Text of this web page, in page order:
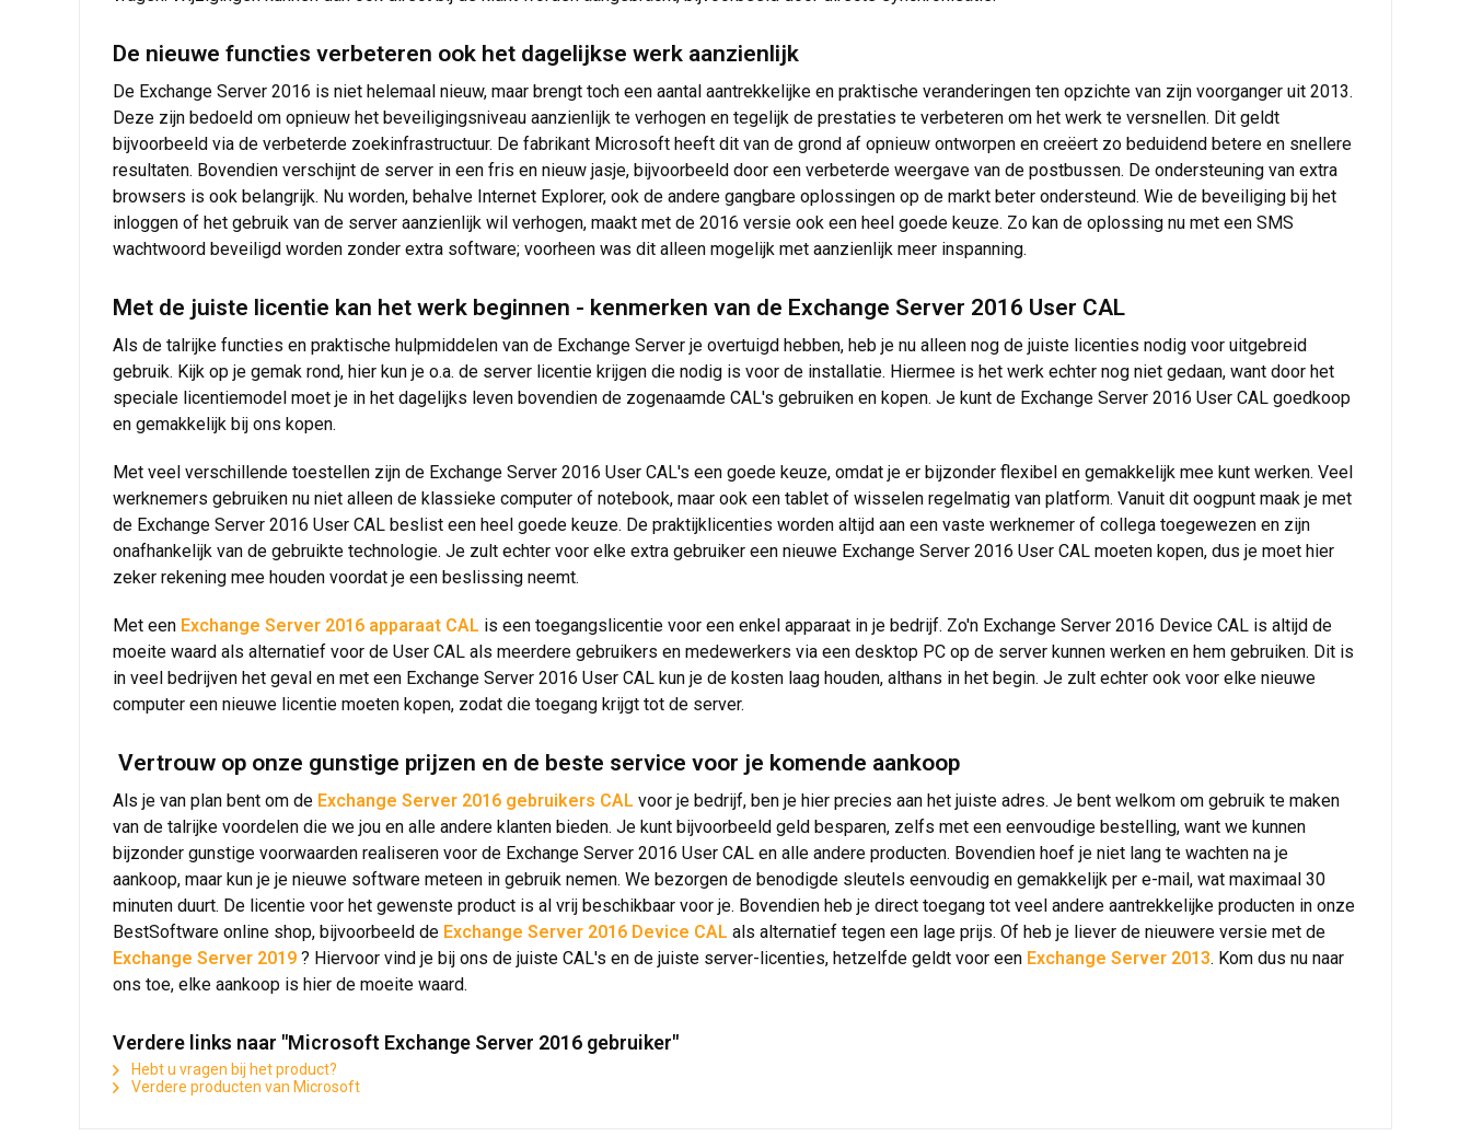
De nieuwe functies verbeteren ook het dagelijkse werk aanzienlijk
De Exchange Server 2016 is niet helemaal nieuw, maar brengt toch een aantal aantrekkelijke en praktische veranderingen ten opzichte van zijn voorganger uit 2013.
Deze zijn bedoeld om opnieuw het beveiligingsniveau aanzienlijk te verhogen en tegelijk de prestaties te verbeteren om het werk te versnellen. Dit geldt
bijvoorbeeld via de verbeterde zoekinfrastructuur. De fabrikant Microsoft heeft dit van de grond af opnieuw ontworpen en creëert zo beduidend betere en snellere
resultaten. Bovendien verschijnt de server in een fris en nieuw jasje, bijvoorbeeld door een verbeterde weergave van de postbussen. De ondersteuning van extra
browsers is ook belangrijk. Nu worden, behalve Internet Explorer, ook de andere gangbare oplossingen op de markt beter ondersteund. Wie de beveiliging bij het
inloggen of het gebruik van de server aanzienlijk wil verhogen, maakt met de 2016 versie ook een heel goede keuze. Zo kan de oplossing nu met een SMS
wachtwoord beveiligd worden zonder extra software; voorheen was dit alleen mogelijk met aanzienlijk meer inspanning.
Met de juiste licentie kan het werk beginnen - kenmerken van de Exchange Server 2016 User CAL
Als de talrijke functies en praktische hulpmiddelen van de Exchange Server je overtuigd hebben, heb je nu alleen nog de juiste licenties nodig voor uitgebreid
gebruik. Kijk op je gemak rond, hier kun je o.a. de server licentie krijgen die nodig is voor de installatie. Hiermee is het werk echter nog niet gedaan, want door het
speciale licentiemodel moet je in het dagelijks leven bovendien de zogenaamde CAL's gebruiken en kopen. Je kunt de Exchange Server 2016 User CAL goedkoop
en gemakkelijk bij ons kopen.
Met veel verschillende toestellen zijn de Exchange Server 2016 User CAL's een goede keuze, omdat je er bijzonder flexibel en gemakkelijk mee kunt werken. Veel
werknemers gebruiken nu niet alleen de klassieke computer of notebook, maar ook een tablet of wisselen regelmatig van platform. Vanuit dit oogpunt maak je met
de Exchange Server 2016 User CAL beslist een heel goede keuze. De praktijklicenties worden altijd aan een vaste werknemer of collega toegewezen en zijn
onafhankelijk van de gebruikte technologie. Je zult echter voor elke extra gebruiker een nieuwe Exchange Server 2016 User CAL moeten kopen, dus je moet hier
zeker rekening mee houden voordat je een beslissing neemt.
Met een Exchange Server 2016 apparaat CAL is een toegangslicentie voor een enkel apparaat in je bedrijf. Zo'n Exchange Server 2016 Device CAL is altijd de
moeite waard als alternatief voor de User CAL als meerdere gebruikers en medewerkers via een desktop PC op de server kunnen werken en hem gebruiken. Dit is
in veel bedrijven het geval en met een Exchange Server 2016 User CAL kun je de kosten laag houden, althans in het begin. Je zult echter ook voor elke nieuwe
computer een nieuwe licentie moeten kopen, zodat die toegang krijgt tot de server.
Vertrouw op onze gunstige prijzen en de beste service voor je komende aankoop
Als je van plan bent om de Exchange Server 2016 gebruikers CAL voor je bedrijf, ben je hier precies aan het juiste adres. Je bent welkom om gebruik te maken
van de talrijke voordelen die we jou en alle andere klanten bieden. Je kunt bijvoorbeeld geld besparen, zelfs met een eenvoudige bestelling, want we kunnen
bijzonder gunstige voorwaarden realiseren voor de Exchange Server 2016 User CAL en alle andere producten. Bovendien hoef je niet lang te wachten na je
aankoop, maar kun je je nieuwe software meteen in gebruik nemen. We bezorgen de benodigde sleutels eenvoudig en gemakkelijk per e-mail, wat maximaal 30
minuten duurt. De licentie voor het gewenste product is al vrij beschikbaar voor je. Bovendien heb je direct toegang tot veel andere aantrekkelijke producten in onze
BestSoftware online shop, bijvoorbeeld de Exchange Server 2016 Device CAL als alternatief tegen een lage prijs. Of heb je liever de nieuwere versie met de
Exchange Server 2019 ? Hiervoor vind je bij ons de juiste CAL's en de juiste server-licenties, hetzelfde geldt voor een Exchange Server 2013. Kom dus nu naar
ons toe, elke aankoop is hier de moeite waard.
Verdere links naar "Microsoft Exchange Server 2016 gebruiker"
Hebt u vragen bij het product?
Verdere producten van Microsoft